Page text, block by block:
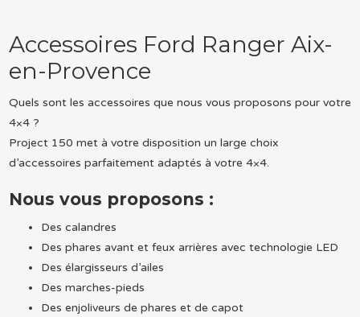
Accessoires Ford Ranger Aix-
en-Provence
Quels sont les accessoires que nous vous proposons pour votre
4×4 ?
Project 150 met à votre disposition un large choix
d’accessoires parfaitement adaptés à votre 4×4.
Nous vous proposons :
Des calandres
Des phares avant et feux arrières avec technologie LED
Des élargisseurs d’ailes
Des marches-pieds
Des enjoliveurs de phares et de capot